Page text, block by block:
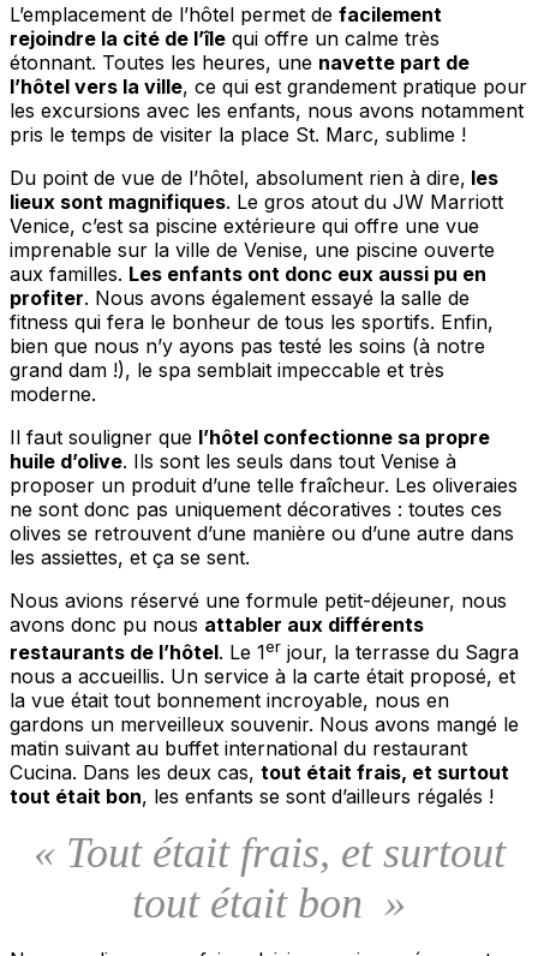
L’emplacement de l’hôtel permet de facilement
rejoindre la cité de l’île qui offre un calme très
étonnant. Toutes les heures, une navette part de
l’hôtel vers la ville, ce qui est grandement pratique pour
les excursions avec les enfants, nous avons notamment
pris le temps de visiter la place St. Marc, sublime !
Du point de vue de l’hôtel, absolument rien à dire, les
lieux sont magnifiques. Le gros atout du JW Marriott
Venice, c’est sa piscine extérieure qui offre une vue
imprenable sur la ville de Venise, une piscine ouverte
aux familles. Les enfants ont donc eux aussi pu en
profiter. Nous avons également essayé la salle de
fitness qui fera le bonheur de tous les sportifs. Enfin,
bien que nous n’y ayons pas testé les soins (à notre
grand dam !), le spa semblait impeccable et très
moderne.
Il faut souligner que l’hôtel confectionne sa propre
huile d’olive. Ils sont les seuls dans tout Venise à
proposer un produit d’une telle fraîcheur. Les oliveraies
ne sont donc pas uniquement décoratives : toutes ces
olives se retrouvent d’une manière ou d’une autre dans
les assiettes, et ça se sent.
Nous avions réservé une formule petit-déjeuner, nous
avons donc pu nous attabler aux différents
restaurants de l’hôtel. Le 1er jour, la terrasse du Sagra
nous a accueillis. Un service à la carte était proposé, et
la vue était tout bonnement incroyable, nous en
gardons un merveilleux souvenir. Nous avons mangé le
matin suivant au buffet international du restaurant
Cucina. Dans les deux cas, tout était frais, et surtout
tout était bon, les enfants se sont d’ailleurs régalés !
«Tout était frais, et surtout
tout était bon »